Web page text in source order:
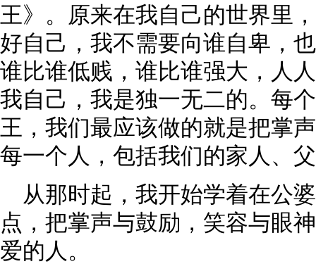
王》。原来在我自己的世界里
好自己，我不需要向谁自卑，
谁比谁低贱，谁比谁强大，人
我自己，我是独一无二的。每
王，我们最应该做的就是把掌
每一个人，包括我们的家人、
从那时起，我开始学着在公
点，把掌声与鼓励，笑容与眼
爱的人。